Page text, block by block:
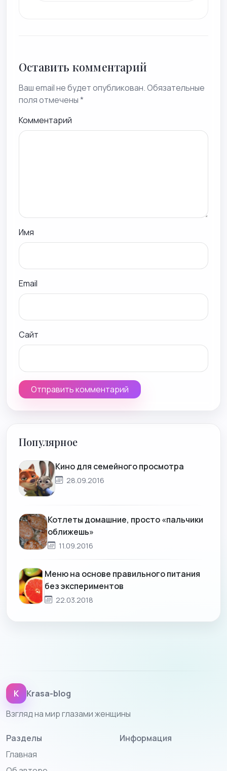
Оставить комментарий
Ваш email не будет опубликован. Обязательные
поля отмечены *
Комментарий
Имя
Email
Сайт
Популярное
Кино для семейного просмотра
28.09.2016
Котлеты домашние, просто «пальчики
оближешь»
11.09.2016
Меню на основе правильного питания
без экспериментов
22.03.2018
K
Krasa-blog
Взгляд на мир глазами женщины
Разделы
Главная
Информация